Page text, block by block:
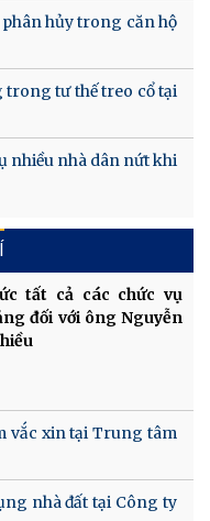
hủy trong căn hộ
tư thế treo cổ tại
nhiều nhà dân nứt khi
tất cả các chức vụ
đối với ông Nguyễn
vắc xin tại Trung tâm
nhà đất tại Công ty